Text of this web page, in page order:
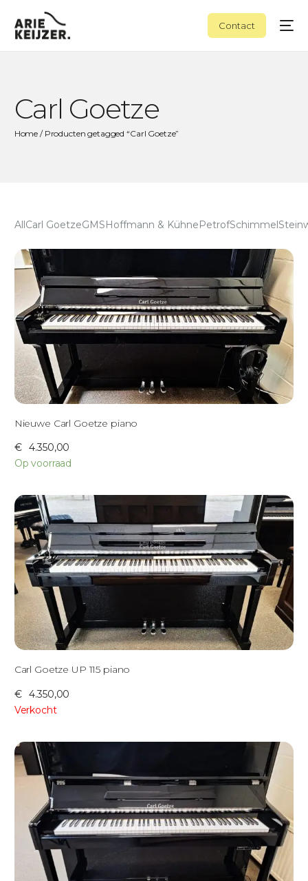
Contact
Carl Goetze
Home / Producten getagged “Carl Goetze”
AllCarl GoetzeGMSHoffmann & KühnePetrofSchimmel
Nieuwe Carl Goetze piano
€ 4.350,00
Op voorraad
Carl Goetze UP 115 piano
€ 4.350,00
Verkocht